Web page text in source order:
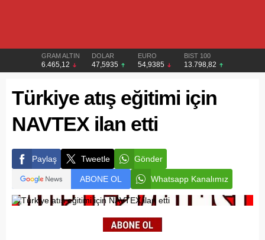
GRAM ALTIN
6.465,12
DOLAR
47,5935
EURO
54,9385
BIST 100
13.798,82
Türkiye atış eğitimi için
NAVTEX ilan etti
Paylaş Tweetle Gönder
ABONE OL Whatsapp Kanalımız